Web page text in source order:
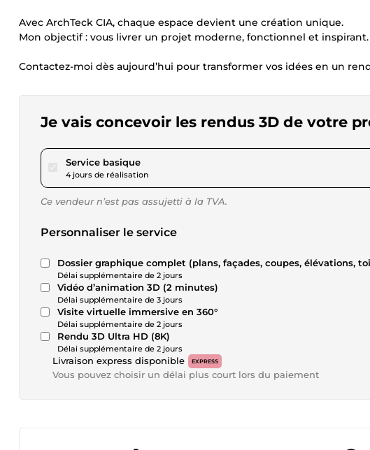
Avec ArchTeck CIA, chaque espace devient une création unique.
Mon objectif : vous livrer un projet moderne, fonctionnel et inspirant.
Contactez-moi dès aujourd’hui pour transformer vos idées en un
Je vais concevoir les rendus 3D de votre
Service basiquepour 17,34 $US
4 jours de réalisation
Ce vendeur n’est pas assujetti à la TVA.
Personnaliser le service
Dossier graphique complet (plans, façades, coupes,
Délai supplémentaire de 2 jours
Vidéo d’animation 3D (2 minutes)
Délai supplémentaire de 3 jours
Visite virtuelle immersive en 360°
Délai supplémentaire de 2 jours
Rendu 3D Ultra HD (8K)
Délai supplémentaire de 2 jours
Livraison express disponible EXPRESS
Vous pouvez choisir un délai plus court lors du paiement